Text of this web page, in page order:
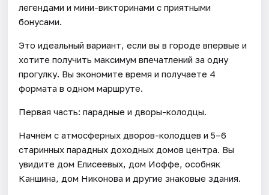
легендами и мини-викторинами с приятными
бонусами.
Это идеальный вариант, если вы в городе впервые и
хотите получить максимум впечатлений за одну
прогулку. Вы экономите время и получаете 4
формата в одном маршруте.
Первая часть: парадные и дворы-колодцы.
Начнём с атмосферных дворов-колодцев и 5–6
старинных парадных доходных домов центра. Вы
увидите дом Елисеевых, дом Иоффе, особняк
Каншина, дом Никонова и другие знаковые здания.